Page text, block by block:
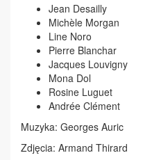
Jean Desailly
Michèle Morgan
Line Noro
Pierre Blanchar
Jacques Louvigny
Mona Dol
Rosine Luguet
Andrée Clément
Muzyka: Georges Auric
Zdjęcia: Armand Thirard